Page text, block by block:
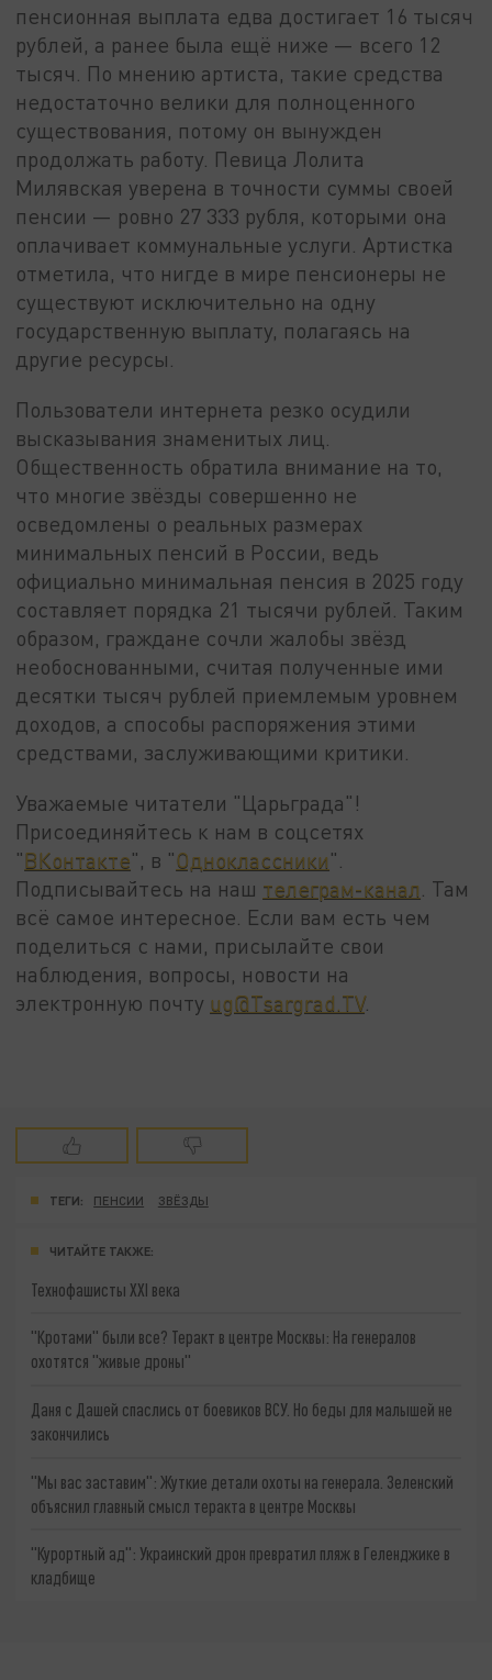
пенсионная выплата едва достигает 16 тысяч
рублей, а ранее была ещё ниже — всего 12
тысяч. По мнению артиста, такие средства
недостаточно велики для полноценного
существования, потому он вынужден
продолжать работу. Певица Лолита
Милявская уверена в точности суммы своей
пенсии — ровно 27 333 рубля, которыми она
оплачивает коммунальные услуги. Артистка
отметила, что нигде в мире пенсионеры не
существуют исключительно на одну
государственную выплату, полагаясь на
другие ресурсы.
Пользователи интернета резко осудили
высказывания знаменитых лиц.
Общественность обратила внимание на то,
что многие звёзды совершенно не
осведомлены о реальных размерах
минимальных пенсий в России, ведь
официально минимальная пенсия в 2025 году
составляет порядка 21 тысячи рублей. Таким
образом, граждане сочли жалобы звёзд
необоснованными, считая полученные ими
десятки тысяч рублей приемлемым уровнем
доходов, а способы распоряжения этими
средствами, заслуживающими критики.
Уважаемые читатели "Царьграда"!
Присоединяйтесь к нам в соцсетях
"ВКонтакте", в "Одноклассники".
Подписывайтесь на наш телеграм-канал . Там
всё самое интересное. Если вам есть чем
поделиться с нами, присылайте свои
наблюдения, вопросы, новости на
электронную почту ug@Tsargrad.TV.
ТЕГИ: ПЕНСИИ ЗВЁЗДЫ
ЧИТАЙТЕ ТАКЖЕ:
Технофашисты XXI века
"Кротами" были все? Теракт в центре Москвы: На генералов
охотятся "живые дроны"
Даня с Дашей спаслись от боевиков ВСУ. Но беды для малышей не
закончились
"Мы вас заставим": Жуткие детали охоты на генерала. Зеленский
объяснил главный смысл теракта в центре Москвы
"Курортный ад": Украинский дрон превратил пляж в Геленджике в
кладбище